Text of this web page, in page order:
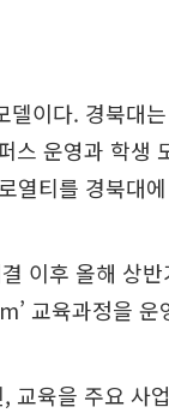
델이다. 경북대
스 운영과 학생
열티를 경북대
이후 올해 상
교육과정을
교육을 주요 사